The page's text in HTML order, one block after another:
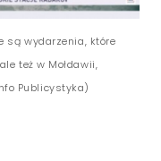
są wydarzenia, które
też w Mołdawii,
Publicystyka)